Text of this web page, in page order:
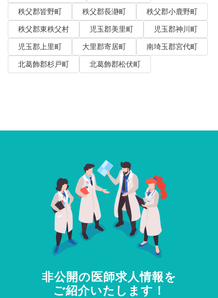
秩父郡皆野町
秩父郡長瀞町
秩父郡小鹿野町
秩父郡東秩父村
児玉郡美里町
児玉郡神川町
児玉郡上里町
大里郡寄居町
南埼玉郡宮代町
北葛飾郡杉戸町
北葛飾郡松伏町
非公開の医師求人情報を
ご紹介いたします！